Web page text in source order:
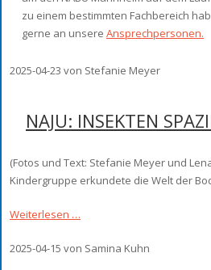
zu einem bestimmten Fachbereich
gerne an unsere Ansprechpersonen.
2025-04-23 von Stefanie Meyer
NAJU: INSEKTEN
(Fotos und Text: Stefanie Meyer und
Kindergruppe erkundete die Welt der
Weiterlesen …
2025-04-15 von Samina Kuhn